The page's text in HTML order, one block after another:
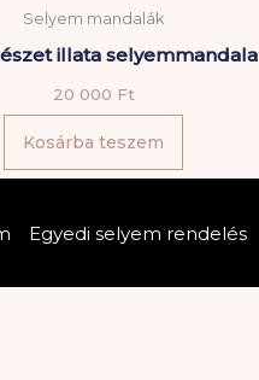
Selyem mandalák
illata selyemmandala
20 000 Ft
Kosárba teszem
Egyedi selyem rendelés